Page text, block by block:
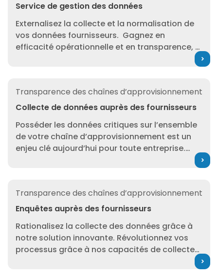
Service de gestion des données
Externalisez la collecte et la normalisation de
vos données fournisseurs. Gagnez en
efficacité opérationnelle et en transparence, à
la fois dans les relations avec vos fournisseurs
et en termes de conformité, grâce aux services
Transparence des chaînes d’approvisionnement
Collecte de données auprès des fournisseurs
Posséder les données critiques sur l’ensemble
de votre chaîne d’approvisionnement est un
enjeu clé aujourd’hui pour toute entreprise.
Transparence des chaînes d’approvisionnement
Enquêtes auprès des fournisseurs
Rationalisez la collecte des données grâce à
notre solution innovante. Révolutionnez vos
processus grâce à nos capacités de collecte